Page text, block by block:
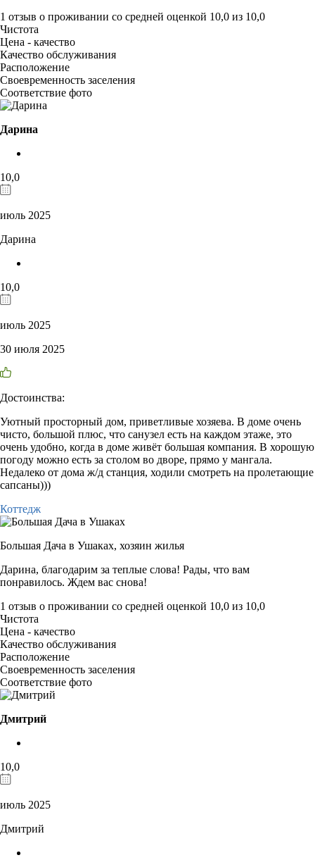
1 отзыв о проживании со средней оценкой 10,0 из 10,0
Чистота
Цена - качество
Качество обслуживания
Расположение
Своевременность заселения
Соответствие фото
Дарина
10,0
июль 2025
Дарина
10,0
июль 2025
30 июля 2025
Достоинства:
Уютный просторный дом, приветливые хозяева. В доме очень
чисто, большой плюс, что санузел есть на каждом этаже, это
очень удобно, когда в доме живёт большая компания. В хорошую
погоду можно есть за столом во дворе, прямо у мангала.
Недалеко от дома ж/д станция, ходили смотреть на пролетающие
сапсаны)))
Коттедж
Большая Дача в Ушаках, хозяин жилья
Дарина, благодарим за теплые слова! Рады, что вам
понравилось. Ждем вас снова!
1 отзыв о проживании со средней оценкой 10,0 из 10,0
Чистота
Цена - качество
Качество обслуживания
Расположение
Своевременность заселения
Соответствие фото
Дмитрий
10,0
июль 2025
Дмитрий